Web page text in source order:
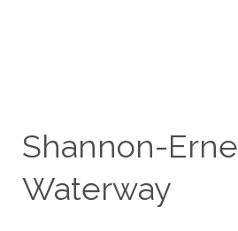
Shannon-Erne
Waterway